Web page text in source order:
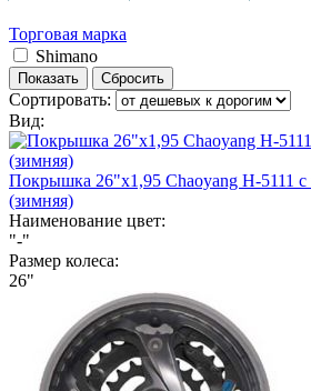
Торговая марка
Shimano
Сортировать:
Вид:
Покрышка 26"х1,95 Chaoyang Н-5111
(зимняя)
Наименование цвет:
"-"
Размер колеса:
26"